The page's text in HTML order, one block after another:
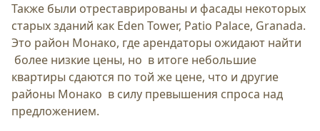
Также были отреставрированы и фасады некоторых
старых зданий как Eden Tower, Patio Palace, Granada.
Это район Монако, где арендаторы ожидают найти
более низкие цены, но в итоге небольшие
квартиры сдаются по той же цене, что и другие
районы Монако в силу превышения спроса над
предложением.